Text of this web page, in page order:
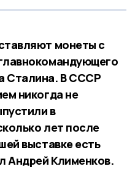
монеты с
Сталина. В СССР
никогда не
в
лет после
выставке есть
Андрей Клименков.